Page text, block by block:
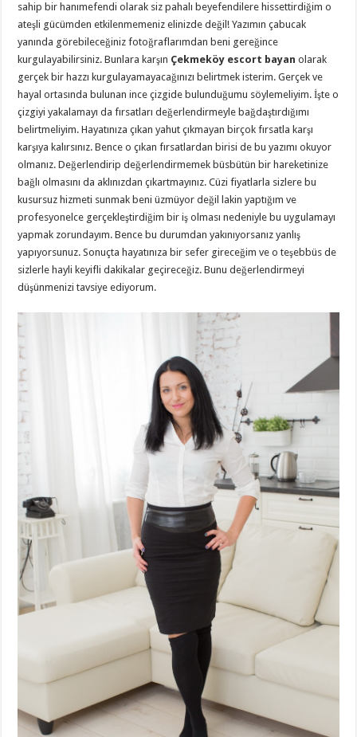
sahip bir hanımefendi olarak siz pahalı beyefendilere hissettirdiğim o
ateşli gücümden etkilenmemeniz elinizde değil! Yazımın çabucak
yanında görebileceğiniz fotoğraflarımdan beni gereğince
kurgulayabilirsiniz. Bunlara karşın Çekmeköy escort bayan olarak
gerçek bir hazzı kurgulayamayacağınızı belirtmek isterim. Gerçek ve
hayal ortasında bulunan ince çizgide bulunduğumu söylemeliyim. İşte o
çizgiyi yakalamayı da fırsatları değerlendirmeyle bağdaştırdığımı
belirtmeliyim. Hayatınıza çıkan yahut çıkmayan birçok fırsatla karşı
karşıya kalırsınız. Bence o çıkan fırsatlardan birisi de bu yazımı okuyor
olmanız. Değerlendirip değerlendirmemek büsbütün bir hareketinize
bağlı olmasını da aklınızdan çıkartmayınız. Cüzi fiyatlarla sizlere bu
kusursuz hizmeti sunmak beni üzmüyor değil lakin yaptığım ve
profesyonelce gerçekleştirdiğim bir iş olması nedeniyle bu uygulamayı
yapmak zorundayım. Bence bu durumdan yakınıyorsanız yanlış
yapıyorsunuz. Sonuçta hayatınıza bir sefer gireceğim ve o teşebbüs de
sizlerle hayli keyifli dakikalar geçireceğiz. Bunu değerlendirmeyi
düşünmenizi tavsiye ediyorum.